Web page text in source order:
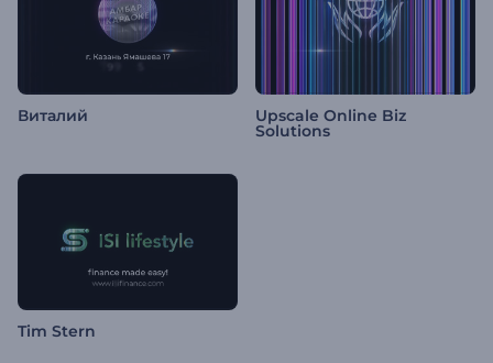
Виталий Upscale Online Biz
Solutions
Tim Stern